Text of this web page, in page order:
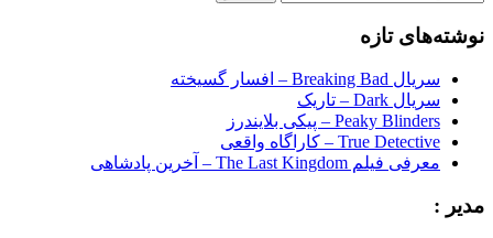
نوشته‌های تازه
سریال Breaking Bad – افسار گسیخته
سریال Dark – تاریک
Peaky Blinders – پیکی بلایندرز
True Detective – کاراگاه واقعی
معرفی فیلم The Last Kingdom – آخرین پادشاهی
مدیر :